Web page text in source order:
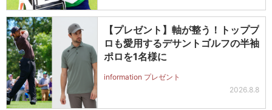
【プレゼント】軸が整う！トッププ
ロも愛用するデサントゴルフの半袖
ポロを1名様に
information プレゼント
2026.8.8